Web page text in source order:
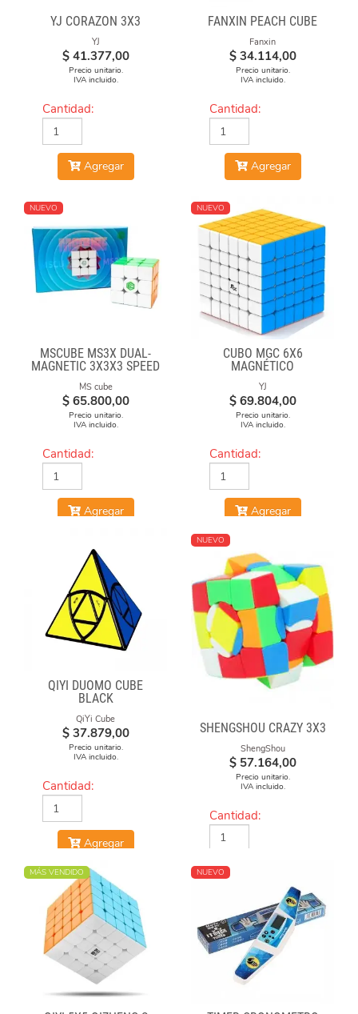
YJ CORAZON 3X3
YJ
$ 41.377,00
Precio unitario.
IVA incluido.
Cantidad:
Agregar
FANXIN PEACH CUBE
Fanxin
$ 34.114,00
Precio unitario.
IVA incluido.
Cantidad:
Agregar
NUEVO
MSCUBE MS3X DUAL-
MAGNETIC 3X3X3 SPEED
CUBE STICKERLESS
MS cube
$ 65.800,00
Precio unitario.
IVA incluido.
Cantidad:
Agregar
NUEVO
CUBO MGC 6X6
MAGNÉTICO
STICKERLESS
YJ
$ 69.804,00
Precio unitario.
IVA incluido.
Cantidad:
Agregar
QIYI DUOMO CUBE
BLACK
QiYi Cube
$ 37.879,00
Precio unitario.
IVA incluido.
Cantidad:
Agregar
NUEVO
SHENGSHOU CRAZY 3X3
ShengShou
$ 57.164,00
Precio unitario.
IVA incluido.
Cantidad:
MÁS VENDIDO NUEVO